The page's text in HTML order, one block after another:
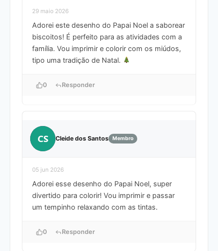
29 maio 2026
Adorei este desenho do Papai Noel a saborear
biscoitos! É perfeito para as atividades com a
família. Vou imprimir e colorir com os miúdos,
tipo uma tradição de Natal.
0 Responder
CS Cleide dos Santos Membro
05 jun 2026
Adorei esse desenho do Papai Noel, super
divertido para colorir! Vou imprimir e passar
um tempinho relaxando com as tintas.
0 Responder